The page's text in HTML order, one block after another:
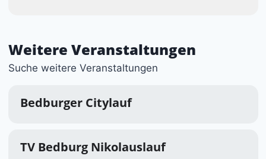
Weitere Veranstaltungen
Suche weitere Veranstaltungen
Bedburger Citylauf
TV Bedburg Nikolauslauf